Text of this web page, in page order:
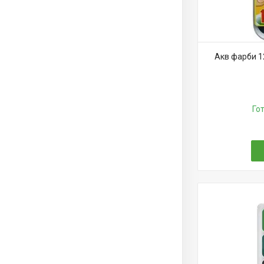
Акв фарби